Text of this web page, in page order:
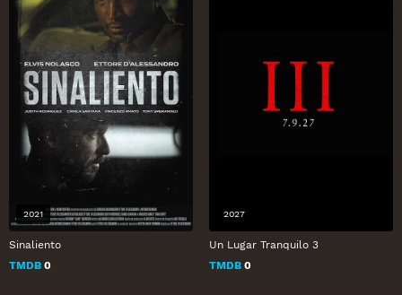
Sinaliento
TMDB 0
2021
Un Lugar Tranquilo 3
TMDB 0
2027